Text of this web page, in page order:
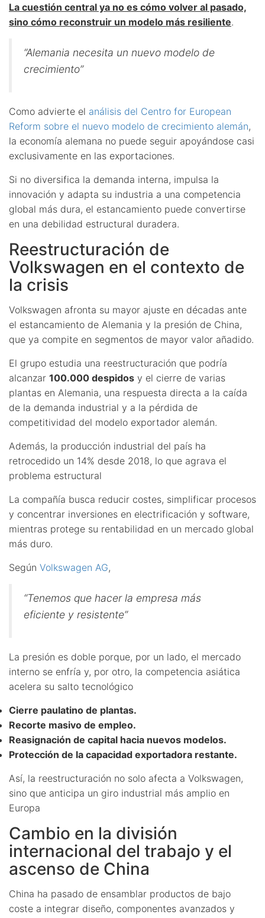
La cuestión central ya no es cómo volver al pasado,
sino cómo reconstruir un modelo más resiliente.
“Alemania necesita un nuevo modelo de
crecimiento”
Como advierte el análisis del Centro for European
Reform sobre el nuevo modelo de crecimiento alemán,
la economía alemana no puede seguir apoyándose casi
exclusivamente en las exportaciones.
Si no diversifica la demanda interna, impulsa la
innovación y adapta su industria a una competencia
global más dura, el estancamiento puede convertirse
en una debilidad estructural duradera.
Reestructuración de
Volkswagen en el contexto de
la crisis
Volkswagen afronta su mayor ajuste en décadas ante
el estancamiento de Alemania y la presión de China,
que ya compite en segmentos de mayor valor añadido.
El grupo estudia una reestructuración que podría
alcanzar 100.000 despidos y el cierre de varias
plantas en Alemania, una respuesta directa a la caída
de la demanda industrial y a la pérdida de
competitividad del modelo exportador alemán.
Además, la producción industrial del país ha
retrocedido un 14% desde 2018, lo que agrava el
problema estructural
La compañía busca reducir costes, simplificar procesos
y concentrar inversiones en electrificación y software,
mientras protege su rentabilidad en un mercado global
más duro.
Según Volkswagen AG,
“Tenemos que hacer la empresa más
eficiente y resistente”
La presión es doble porque, por un lado, el mercado
interno se enfría y, por otro, la competencia asiática
acelera su salto tecnológico
Cierre paulatino de plantas.
Recorte masivo de empleo.
Reasignación de capital hacia nuevos modelos.
Protección de la capacidad exportadora restante.
Así, la reestructuración no solo afecta a Volkswagen,
sino que anticipa un giro industrial más amplio en
Europa
Cambio en la división
internacional del trabajo y el
ascenso de China
China ha pasado de ensamblar productos de bajo
coste a integrar diseño, componentes avanzados y